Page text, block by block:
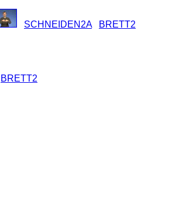
SCHNEIDEN2A BRETT2
BRETT2